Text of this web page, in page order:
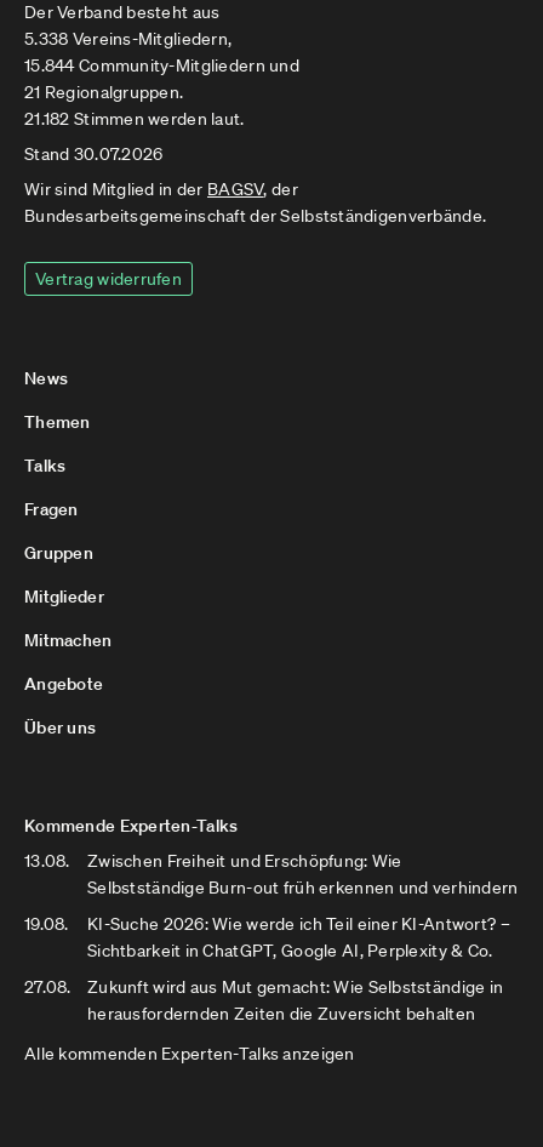
Der Verband besteht aus
5.338 Vereins-Mitgliedern,
15.844 Community-Mitgliedern und
21 Regionalgruppen.
21.182 Stimmen werden laut.
Stand 30.07.2026
Wir sind Mitglied in der BAGSV, der
Bundesarbeitsgemeinschaft der Selbstständigenverbände.
Vertrag widerrufen
News
Themen
Talks
Fragen
Gruppen
Mitglieder
Mitmachen
Angebote
Über uns
Kommende Experten-Talks
13.08.
Zwischen Freiheit und Erschöpfung: Wie
Selbstständige Burn-out früh erkennen und verhindern
19.08.
KI-Suche 2026: Wie werde ich Teil einer KI-Antwort? –
Sichtbarkeit in ChatGPT, Google AI, Perplexity & Co.
27.08.
Zukunft wird aus Mut gemacht: Wie Selbstständige in
herausfordernden Zeiten die Zuversicht behalten
Alle kommenden Experten-Talks anzeigen